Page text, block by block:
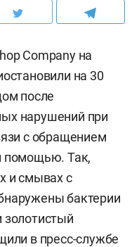
Company на
на 30
после
нарушений при
с обращением
помощью. Так,
и смывах с
бактерии
золотистый
в пресс-службе